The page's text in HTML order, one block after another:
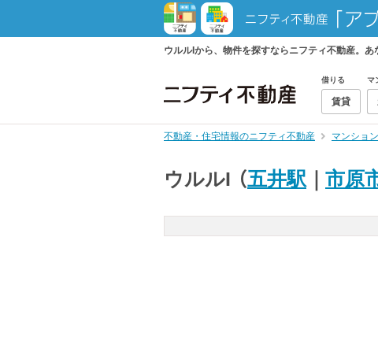
ウルルIから、物件を探すならニフティ不動産。
借りる
賃貸
マ
不動産・住宅情報のニフティ不動産 マンショ
ウルルI （五井駅 市原